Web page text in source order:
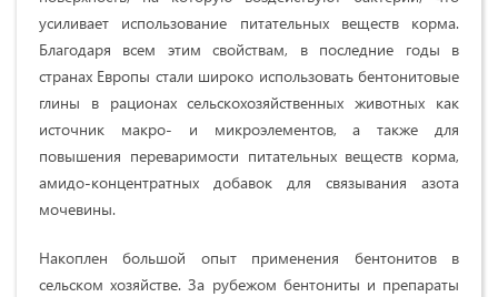
усиливает использование питательных веществ корма.
Благодаря всем этим свойствам, в последние годы в
странах Европы стали широко использовать бентонитовые
глины в рационах сельскохозяйственных животных как
источник макро- и микроэлементов, а также для
повышения переваримости питательных веществ корма,
амидо-концентратных добавок для связывания азота
мочевины.
Накоплен большой опыт применения бентонитов в
сельском хозяйстве. За рубежом бентониты и препараты